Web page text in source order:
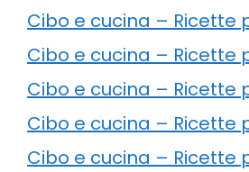
Cibo e cucina – Ricette
Cibo e cucina – Ricette
Cibo e cucina – Ricette
Cibo e cucina – Ricette
Cibo e cucina – Ricette